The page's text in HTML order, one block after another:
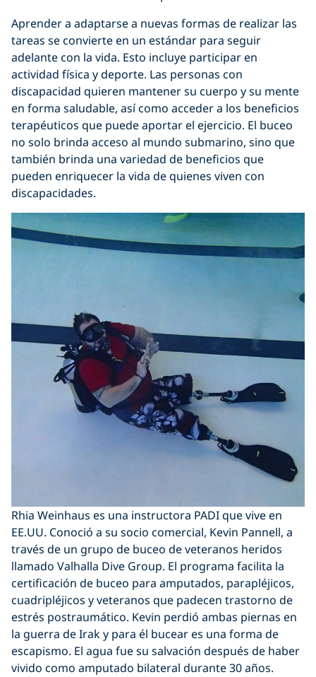
Aprender a adaptarse a nuevas formas de realizar las
tareas se convierte en un estándar para seguir
adelante con la vida. Esto incluye participar en
actividad física y deporte. Las personas con
discapacidad quieren mantener su cuerpo y su mente
en forma saludable, así como acceder a los beneficios
terapéuticos que puede aportar el ejercicio. El buceo
no solo brinda acceso al mundo submarino, sino que
también brinda una variedad de beneficios que
pueden enriquecer la vida de quienes viven con
discapacidades.
Rhia Weinhaus es una instructora PADI que vive en
EE.UU. Conoció a su socio comercial, Kevin Pannell, a
través de un grupo de buceo de veteranos heridos
llamado Valhalla Dive Group. El programa facilita la
certificación de buceo para amputados, parapléjicos,
cuadripléjicos y veteranos que padecen trastorno de
estrés postraumático. Kevin perdió ambas piernas en
la guerra de Irak y para él bucear es una forma de
escapismo. El agua fue su salvación después de haber
vivido como amputado bilateral durante 30 años.